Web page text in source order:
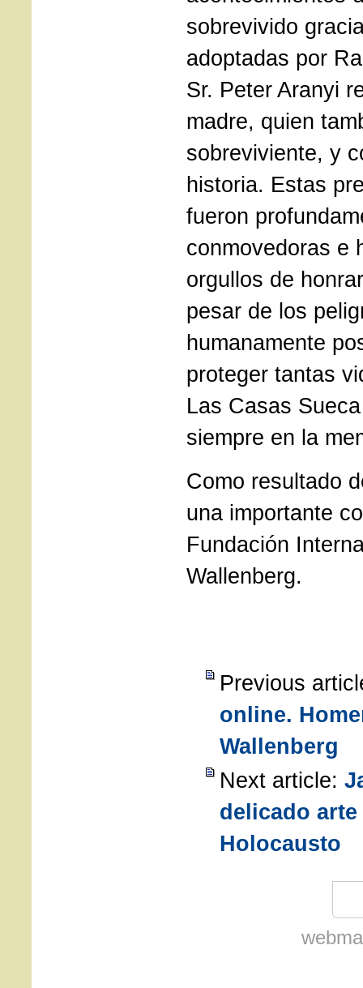
sobrevivido
adoptadas por
Sr. Peter Aranyi
madre, quien
sobreviviente, y
historia. Estas
fueron
conmovedoras e
orgullos de
pesar de los
humanamente
proteger tantas
Las Casas
siempre en la
Como resultado
una importante
Fundación
Wallenberg.
Previous
online.
Wallenberg
Next article:
delicado
Holocausto